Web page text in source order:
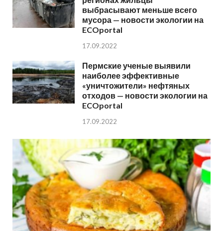
выбрасывают меньше всего
мусора — новости экологии на
ECOportal
17.09.2022
Пермские ученые выявили
наиболее эффективные
«уничтожители» нефтяных
отходов — новости экологии на
ECOportal
17.09.2022